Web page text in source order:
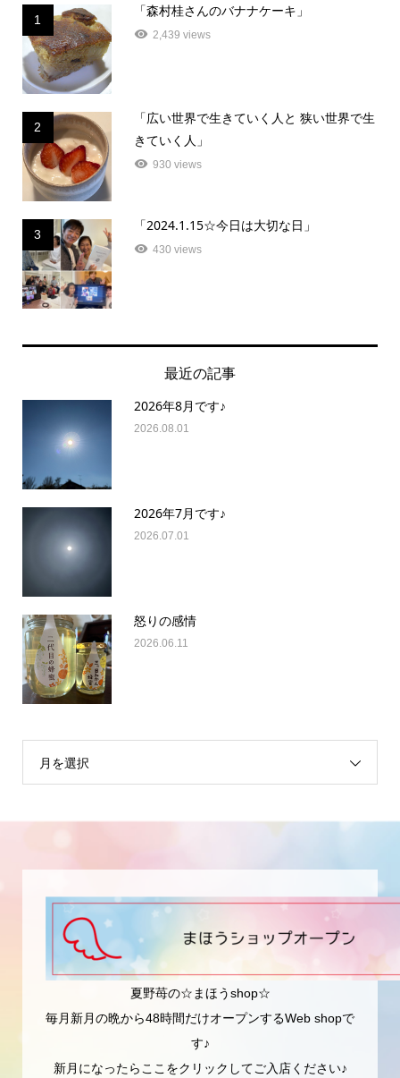
1
「森村桂さんのバナナケーキ」
2,439 views
2
「広い世界で生きていく人と 狭い世界で生
きていく人」
930 views
3
「2024.1.15☆今日は大切な日」
430 views
最近の記事
2026年8月です♪
2026.08.01
2026年7月です♪
2026.07.01
怒りの感情
2026.06.11
月を選択
夏野苺の☆まほうshop☆
毎月新月の晩から48時間だけオープンするWeb shopで
す♪
新月になったらここをクリックしてご入店ください♪